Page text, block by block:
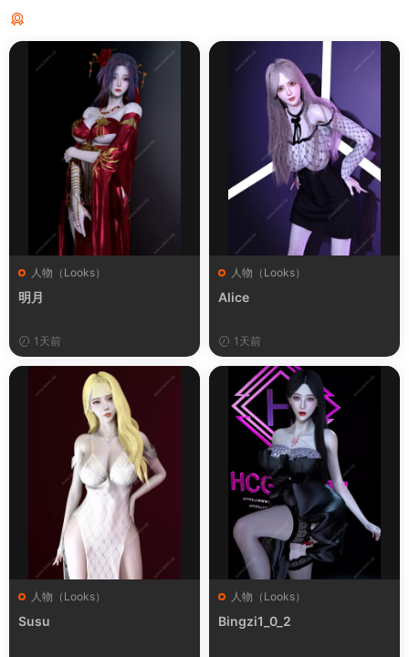
人物（Looks）
明月
1天前
人物（Looks）
Alice
1天前
人物（Looks）
Susu
人物（Looks）
Bingzi1_0_2